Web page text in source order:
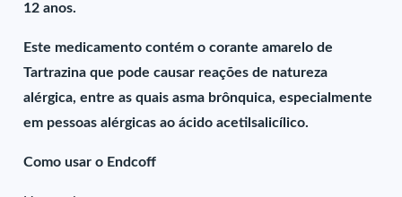
12 anos.
Este medicamento contém o corante amarelo de
Tartrazina que pode causar reações de natureza
alérgica, entre as quais asma brônquica, especialmente
em pessoas alérgicas ao ácido acetilsalicílico.
Como usar o Endcoff